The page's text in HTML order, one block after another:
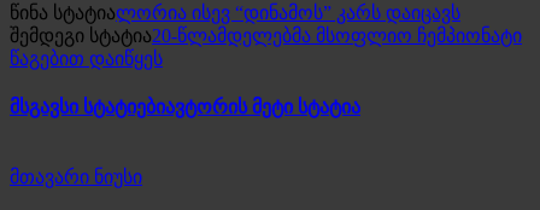
წინა სტატიალორია ისევ “დინამოს” კარს დაიცავს
შემდეგი სტატია20-წლამდელებმა მსოფლიო ჩემპიონატი
წაგებით დაიწყეს
მსგავსი სტატიებიავტორის მეტი სტატია
მთავარი ნიუსი